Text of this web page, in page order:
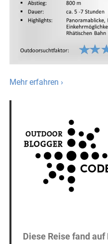
Mehr erfahren ›
Diese Reise fand